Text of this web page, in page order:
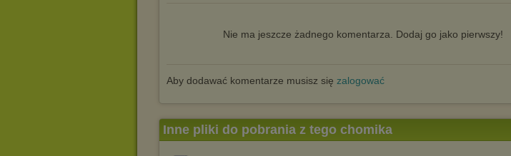
Nie ma jeszcze żadnego komentarza. Dodaj go jako pierwszy!
Aby dodawać komentarze musisz się zalogować
Inne pliki do pobrania z tego chomika